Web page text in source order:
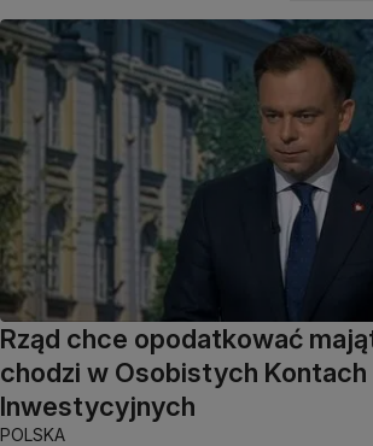
Rząd chce opodatkować
chodzi w Osobistych Kontach
Inwestycyjnych
POLSKA